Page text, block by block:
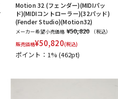
Motion 32 (フェンダー)(MIDIパッ
ド)(MIDIコントローラー)(32パッド)
(Fender Studio)(Motion32)
メーカー希望小売価格 ¥50,820
（税込）
販売価格¥50,820(税込)
ポイント：1%(462pt)